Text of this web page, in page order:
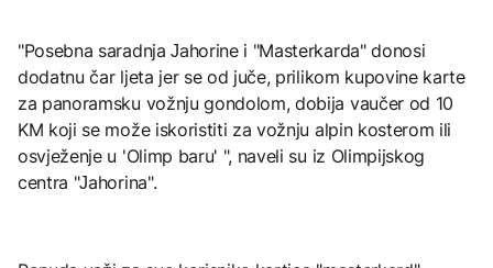
"Posebna saradnja Јahorine i "Masterkarda" donosi
dodatnu čar ljeta jer se od juče, prilikom kupovine karte
za panoramsku vožnju gondolom, dobija vaučer od 10
KM koji se može iskoristiti za vožnju alpin kosterom ili
osvježenje u 'Olimp baru' ", naveli su iz Olimpijskog
centra "Јahorina".